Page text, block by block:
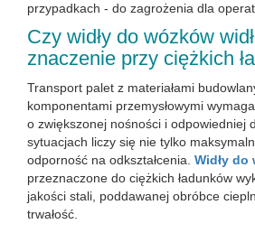
przypadkach - do zagrożenia dla
Czy widły do wózków
znaczenie przy ciężkich
Transport palet z materiałami
komponentami przemysłowymi
o zwiększonej nośności i odpowiedniej
sytuacjach liczy się nie tylko
odporność na odkształcenia. Widły do
przeznaczone do ciężkich ładunków
jakości stali, poddawanej obróbce
trwałość.